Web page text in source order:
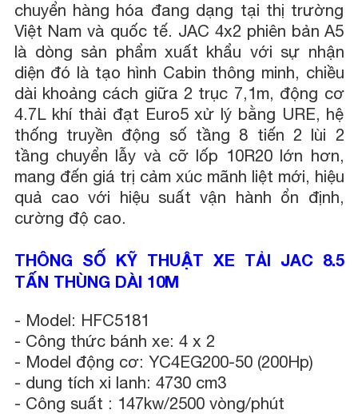
chuyển hàng hóa đang dạng tại thị trường
Việt Nam và quốc tế. JAC 4x2 phiên bản A5
là dòng sản phẩm xuất khẩu với sự nhận
diện đó là tạo hình Cabin thông minh, chiều
dài khoảng cách giữa 2 trục 7,1m, động cơ
4.7L khí thải đạt Euro5 xử lý bằng URE, hệ
thống truyền động số tầng 8 tiến 2 lùi 2
tầng chuyển lẫy và cỡ lốp 10R20 lớn hơn,
mang đến giá trị cảm xúc mãnh liệt mới, hiệu
quả cao với hiệu suất vận hành ổn định,
cường độ cao.
THÔNG SỐ KỸ THUẬT XE TẢI JAC 8.5
TẤN THÙNG DÀI 10M
- Model: HFC5181
- Công thức bánh xe: 4 x 2
- Model động cơ: YC4EG200-50 (200Hp)
- dung tích xi lanh: 4730 cm3
- Công suất : 147kw/2500 vòng/phút